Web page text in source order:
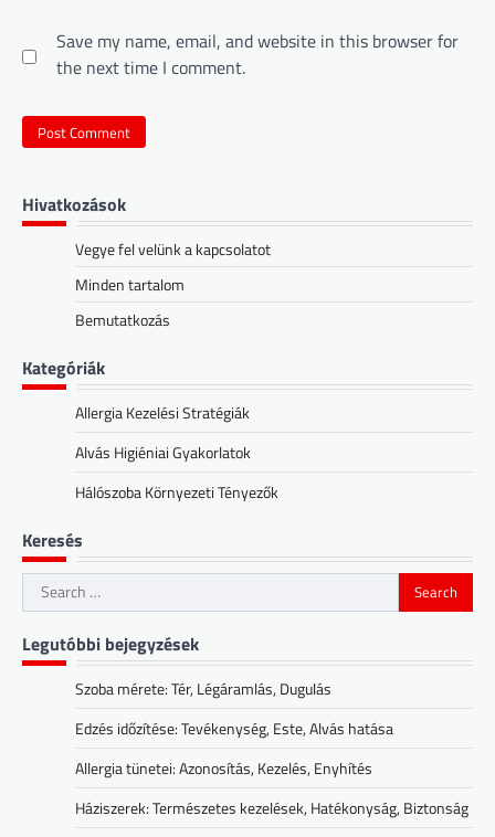
Save my name, email, and website in this browser for
the next time I comment.
Hivatkozások
Vegye fel velünk a kapcsolatot
Minden tartalom
Bemutatkozás
Kategóriák
Allergia Kezelési Stratégiák
Alvás Higiéniai Gyakorlatok
Hálószoba Környezeti Tényezők
Keresés
Search
for:
Legutóbbi bejegyzések
Szoba mérete: Tér, Légáramlás, Dugulás
Edzés időzítése: Tevékenység, Este, Alvás hatása
Allergia tünetei: Azonosítás, Kezelés, Enyhítés
Háziszerek: Természetes kezelések, Hatékonyság, Biztonság